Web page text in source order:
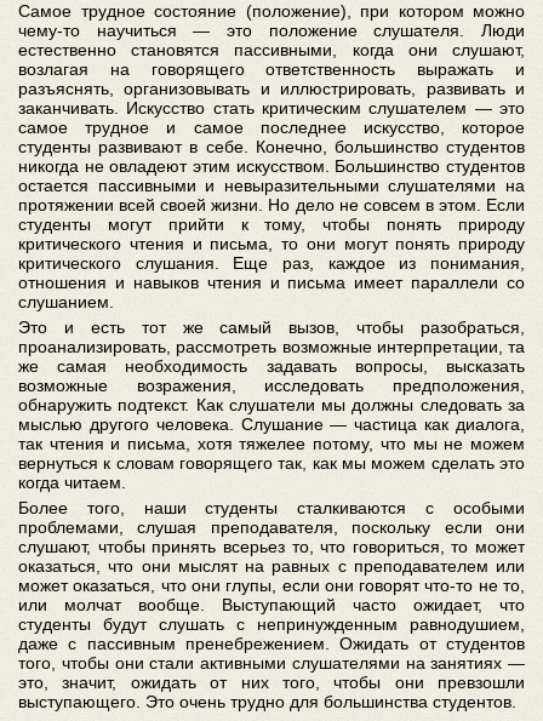
Самое трудное состояние (положение), при котором можно
чему-то научиться — это положение слушателя. Люди
естественно становятся пассивными, когда они слушают,
возлагая на говорящего ответственность выражать и
разъяснять, организовывать и иллюстрировать, развивать и
заканчивать. Искусство стать критическим слушателем — это
самое трудное и самое последнее искусство, которое
студенты развивают в себе. Конечно, большинство студентов
никогда не овладеют этим искусством. Большинство студентов
остается пассивными и невыразительными слушателями на
протяжении всей своей жизни. Но дело не совсем в этом. Если
студенты могут прийти к тому, чтобы понять природу
критического чтения и письма, то они могут понять природу
критического слушания. Еще раз, каждое из понимания,
отношения и навыков чтения и письма имеет параллели со
слушанием.
Это и есть тот же самый вызов, чтобы разобраться,
проанализировать, рассмотреть возможные интерпретации, та
же самая необходимость задавать вопросы, высказать
возможные возражения, исследовать предположения,
обнаружить подтекст. Как слушатели мы должны следовать за
мыслью другого человека. Слушание — частица как диалога,
так чтения и письма, хотя тяжелее потому, что мы не можем
вернуться к словам говорящего так, как мы можем сделать это
когда читаем.
Более того, наши студенты сталкиваются с особыми
проблемами, слушая преподавателя, поскольку если они
слушают, чтобы принять всерьез то, что говориться, то может
оказаться, что они мыслят на равных с преподавателем или
может оказаться, что они глупы, если они говорят что-то не то,
или молчат вообще. Выступающий часто ожидает, что
студенты будут слушать с непринужденным равнодушием,
даже с пассивным пренебрежением. Ожидать от студентов
того, чтобы они стали активными слушателями на занятиях —
это, значит, ожидать от них того, чтобы они превзошли
выступающего. Это очень трудно для большинства студентов.